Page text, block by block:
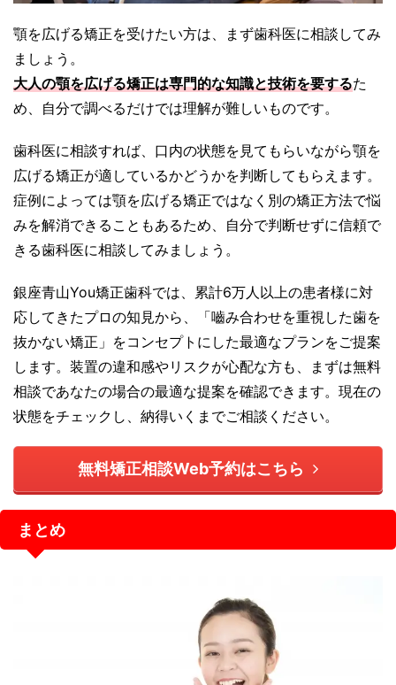
顎を広げる矯正を受けたい方は、まず歯科医に相談してみ
ましょう。
大人の顎を広げる矯正は専門的な知識と技術を要するた
め、自分で調べるだけでは理解が難しいものです。
歯科医に相談すれば、口内の状態を見てもらいながら顎を
広げる矯正が適しているかどうかを判断してもらえます。
症例によっては顎を広げる矯正ではなく別の矯正方法で悩
みを解消できることもあるため、自分で判断せずに信頼で
きる歯科医に相談してみましょう。
銀座青山You矯正歯科では、累計6万人以上の患者様に対
応してきたプロの知見から、「嚙み合わせを重視した歯を
抜かない矯正」をコンセプトにした最適なプランをご提案
します。装置の違和感やリスクが心配な方も、まずは無料
相談であなたの場合の最適な提案を確認できます。現在の
状態をチェックし、納得いくまでご相談ください。
無料矯正相談Web予約はこちら
まとめ